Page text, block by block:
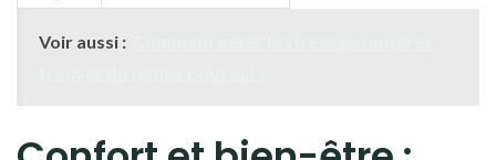
Voir aussi :